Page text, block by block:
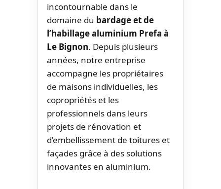
incontournable dans le
domaine du bardage et de
l’habillage aluminium Prefa à
Le Bignon. Depuis plusieurs
années, notre entreprise
accompagne les propriétaires
de maisons individuelles, les
copropriétés et les
professionnels dans leurs
projets de rénovation et
d’embellissement de toitures et
façades grâce à des solutions
innovantes en aluminium.